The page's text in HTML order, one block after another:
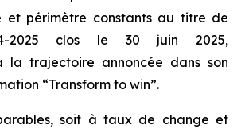
et périmètre constants au titre de
2025 clos le 30 juin 2025,
la trajectoire annoncée dans son
“Transform to win”.
soit à taux de change et